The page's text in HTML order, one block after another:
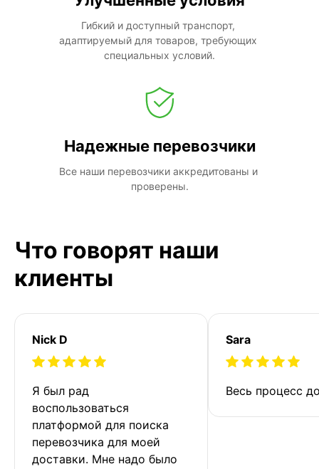
Гибкий и доступный транспорт,
адаптируемый для товаров, требующих
специальных условий.
Надежные перевозчики
Все наши перевозчики аккредитованы и
проверены.
Что говорят наши
клиенты
Nick D
Я был рад
воспользоваться
платформой для поиска
перевозчика для моей
доставки. Мне надо было
Sara
Весь процесс